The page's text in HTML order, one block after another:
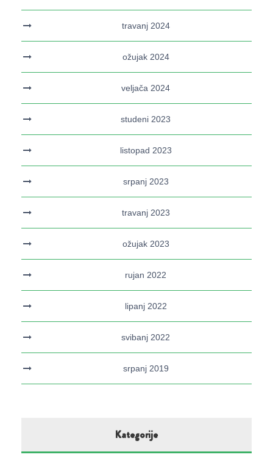
travanj 2024
ožujak 2024
veljača 2024
studeni 2023
listopad 2023
srpanj 2023
travanj 2023
ožujak 2023
rujan 2022
lipanj 2022
svibanj 2022
srpanj 2019
Kategorije